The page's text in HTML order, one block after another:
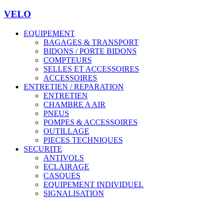
VELO
EQUIPEMENT
BAGAGES & TRANSPORT
BIDONS / PORTE BIDONS
COMPTEURS
SELLES ET ACCESSOIRES
ACCESSOIRES
ENTRETIEN / REPARATION
ENTRETIEN
CHAMBRE A AIR
PNEUS
POMPES & ACCESSOIRES
OUTILLAGE
PIECES TECHNIQUES
SECURITE
ANTIVOLS
ECLAIRAGE
CASQUES
EQUIPEMENT INDIVIDUEL
SIGNALISATION